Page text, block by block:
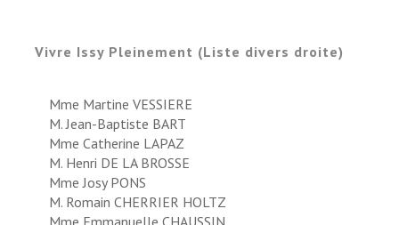
Vivre Issy Pleinement (Liste divers droite)
Mme Martine VESSIERE
M. Jean-Baptiste BART
Mme Catherine LAPAZ
M. Henri DE LA BROSSE
Mme Josy PONS
M. Romain CHERRIER HOLTZ
Mme Emmanuelle CHAUSSIN